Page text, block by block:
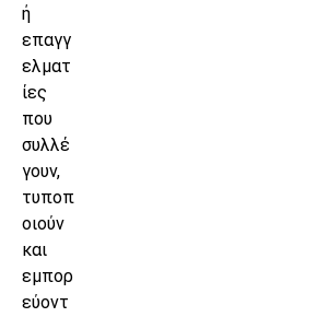
ή
επαγγ
ελματ
ίες
που
συλλέ
γουν,
τυποπ
οιούν
και
εμπορ
εύοντ